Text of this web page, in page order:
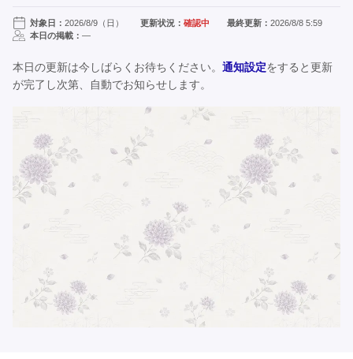
対象日： 2026/8/9（日） 更新状況：確認中 最終更新： 2026/8/8 5:59
本日の掲載： —
本日の更新は今しばらくお待ちください。 通知設定をすると更新
が完了し次第、自動でお知らせします。